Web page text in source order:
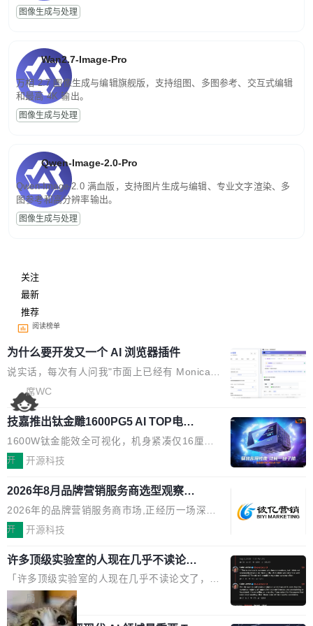
图像生成与处理
Wan2.7-Image-Pro
万相 2.7 图像生成与编辑旗舰版，支持组图、多图参考、交互式编辑
和最高 4K 输出。
图像生成与处理
Qwen-Image-2.0-Pro
Qwen-Image-2.0 满血版，支持图片生成与编辑、专业文字渲染、多
图参考和高分辨率输出。
图像生成与处理
关注
最新
推荐
阅读榜单
为什么要开发又一个 AI 浏览器插件
说实话，每次有人问我"市面上已经有 Monica、
Sider、Copilot for Chrome 这些 AI 浏览器插件
了，你为什么还要再做一个"，我都觉得这个问题
问得好。 因为我自己也是从用户变成开发者的。
现有产品的天花板 我用过不少 AI 浏览器插件。
刚开始觉得都挺好——选中一段文字，弹出解
要。但用久了你会发现，它们本质上都是同一类
东西：一个带网页上下文的聊天框。 它们能读取
页面的文本，然后把文本丢给大模型，再返回一
段回答。仅此而已。 这当然有用，但总觉得差点
意思。比如我在一个后台管理系统里，需要填50
个表单字段，每个字段还有联动逻辑；比如我
想...
席WC
技嘉推出钛金雕1600PG5 AI TOP电
源：为发烧级主机与本地AI算力打造旗
舰供电方案
1600W钛金能效全可视化，机身紧凑仅16厘米
继2026台北电脑展首度亮相后，技嘉科技近日正
电源专为发烧级DIY主机与本地AI算力平台打
造，整机长度仅16厘米，提供1600W额定功率
与80PLUS钛金能效；支持ATX 3.1与PCIe 5.1
规范，结合服务器级元件、完善供电线材与内置
实时LCD监控屏，可充分满足当下高阶PC主机
的严苛使用需求。 澎湃功率，紧凑机身 钛金雕1
600PG5 AI TOP具备强悍输出功率，同时实现
机身尺寸大幅精简。整机长度仅16厘米，属于同
开 开源科技
2026年8月品牌营销服务商选型观察：
从流量思维到品牌资产思维的范式转移
2026年的品牌营销服务商市场,正经历一场深刻
的价值重构。全球全案品牌代理机构市场从2025
复合增长率达5.44%,预计2032年将突破120亿美
元。数字广告与公共关系相关服务市场更是从20
25年的8463亿美元扩张至2026年的8763亿美
元。数字的背后是一个清晰的事实——品牌对专
开 开源科技
许多顶级实验室的人现在几乎不读论文
了
「许多顶级实验室的人现在几乎不读论文了，而
且他们认为 ICLR/ICML/NeurIPS 充斥着大量过
度宣传和欺诈。」 OpenAI 研究员 Keller Jorda
局